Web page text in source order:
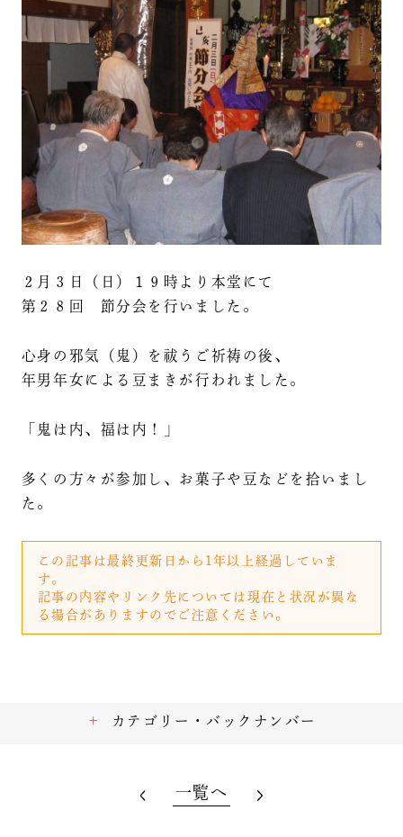
２月３日（日）１９時より本堂にて
第２８回 節分会を行いました。
心身の邪気（鬼）を祓うご祈祷の後、
年男年女による豆まきが行われました。
「鬼は内、福は内！」
多くの方々が参加し、お菓子や豆などを拾いまし
た。
この記事は最終更新日から1年以上経過していま
す。
記事の内容やリンク先については現在と状況が異な
る場合がありますのでご注意ください。
カテゴリー・バックナンバー
一覧へ